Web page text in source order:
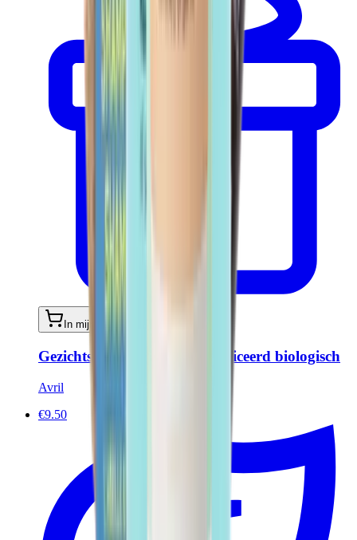
In mijn winkelwagen
Gezichtsscrub 50 ml - Gecertificeerd biologisch
Avril
€9.50